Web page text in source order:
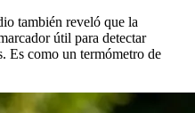
también reveló que la
útil para detectar
Es como un termómetro de